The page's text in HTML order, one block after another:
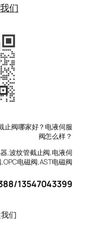
们
止阀哪家好？电液伺服
阀怎么样？
,波纹管截止阀,电液伺
,OPC电磁阀,AST电磁阀
/13547043399
们